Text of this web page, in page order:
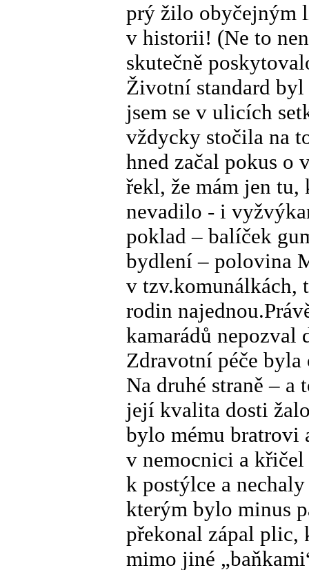
prý žilo obyčejným
v historii! (Ne to
skutečně
Životní standard
jsem se v ulicích
vždycky stočila na
hned začal pokus o
řekl, že mám jen
nevadilo - i
poklad – balíček
bydlení – polovina
v tzv.komunálkách,
rodin
kamarádů nepozval
Zdravotní péče byla
Na druhé straně – a
její kvalita dosti
bylo mému bratrovi
v nemocnici a
k postýlce a
kterým bylo minus
překonal zápal plic,
mimo jiné